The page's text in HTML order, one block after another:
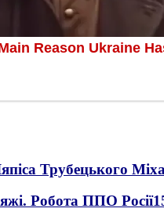
Трубецького
Робота ППО Росії